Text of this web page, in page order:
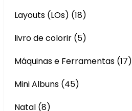
Layouts (LOs) (18)
livro de colorir (5)
Máquinas e Ferramentas (17)
Mini Albuns (45)
Natal (8)